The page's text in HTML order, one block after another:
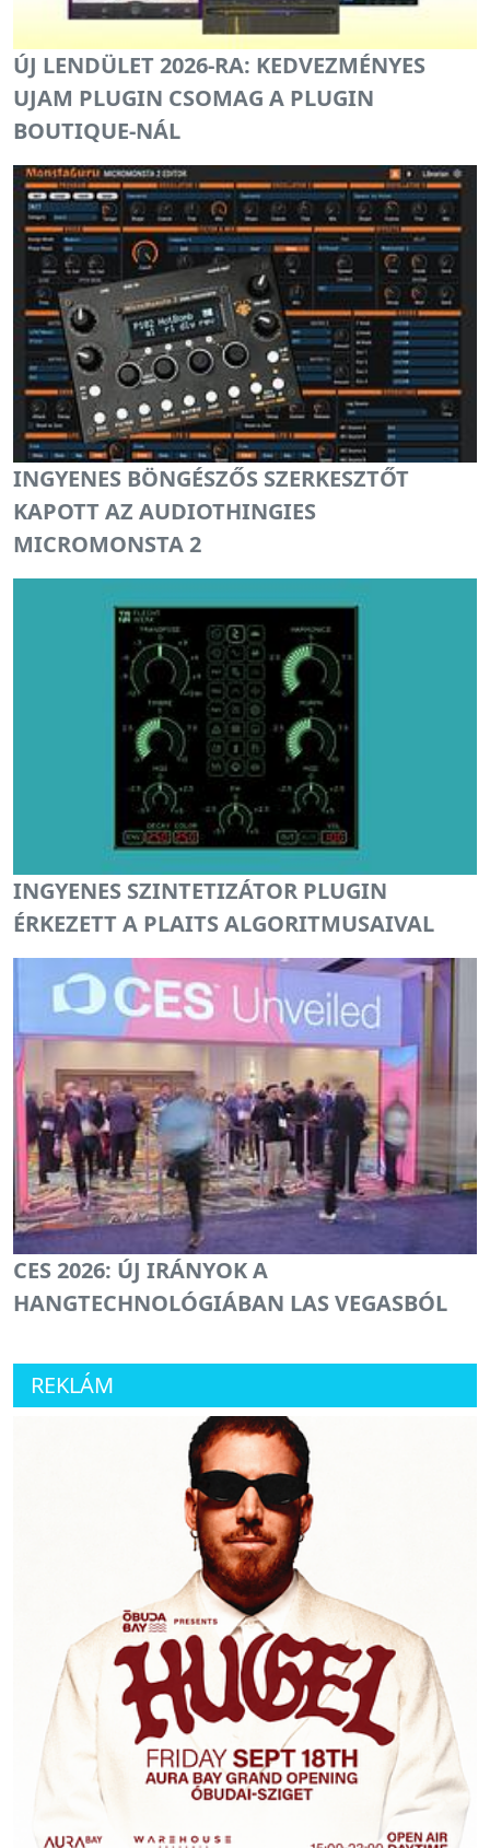
ÚJ LENDÜLET 2026-RA: KEDVEZMÉNYES
UJAM PLUGIN CSOMAG A PLUGIN
BOUTIQUE-NÁL
INGYENES BÖNGÉSZŐS SZERKESZTŐT
KAPOTT AZ AUDIOTHINGIES
MICROMONSTA 2
INGYENES SZINTETIZÁTOR PLUGIN
ÉRKEZETT A PLAITS ALGORITMUSAIVAL
CES 2026: ÚJ IRÁNYOK A
HANGTECHNOLÓGIÁBAN LAS VEGASBÓL
REKLÁM